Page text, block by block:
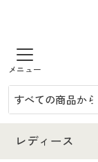
商品を探す
レディース
インナー・下着
レディース